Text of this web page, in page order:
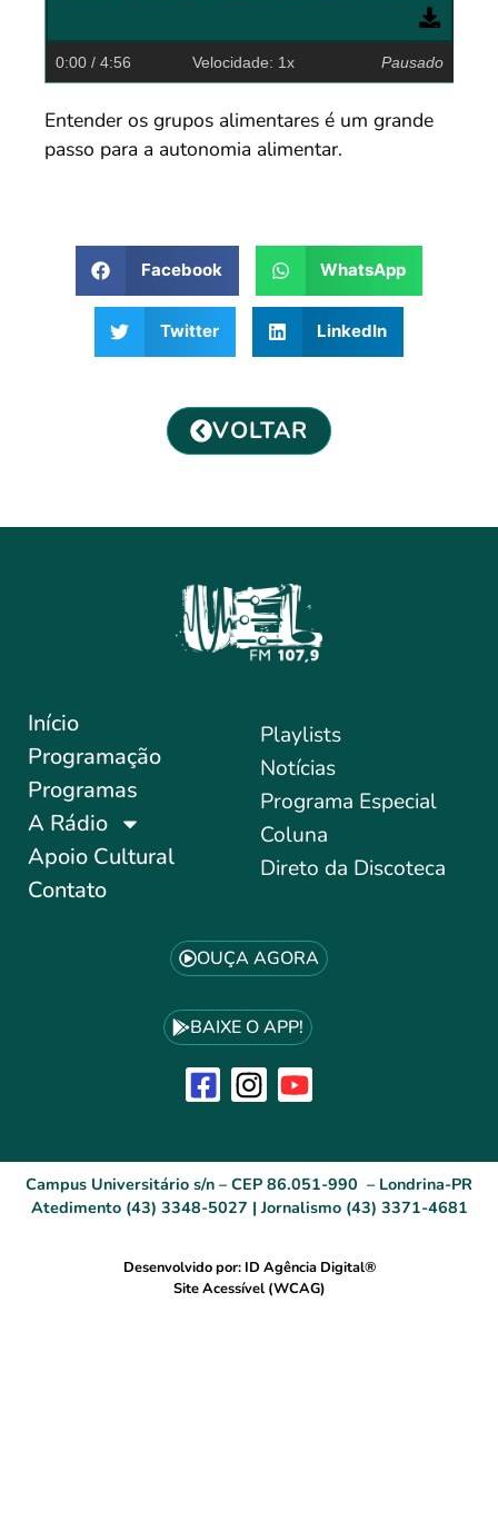
0:00 / 4:56 Velocidade: 1x Pausado
Entender os grupos alimentares é um grande
passo para a autonomia alimentar.
Facebook WhatsApp
Twitter LinkedIn
VOLTAR
Início
Programação
Programas
A Rádio
Apoio Cultural
Contato
Playlists
Notícias
Programa Especial
Coluna
Direto da Discoteca
OUÇA AGORA
BAIXE O APP!
Campus Universitário s/n – CEP 86.051-990 – Londrina-PR
Atedimento (43) 3348-5027 | Jornalismo (43) 3371-4681
Desenvolvido por: ID Agência Digital®
Site Acessível (WCAG)